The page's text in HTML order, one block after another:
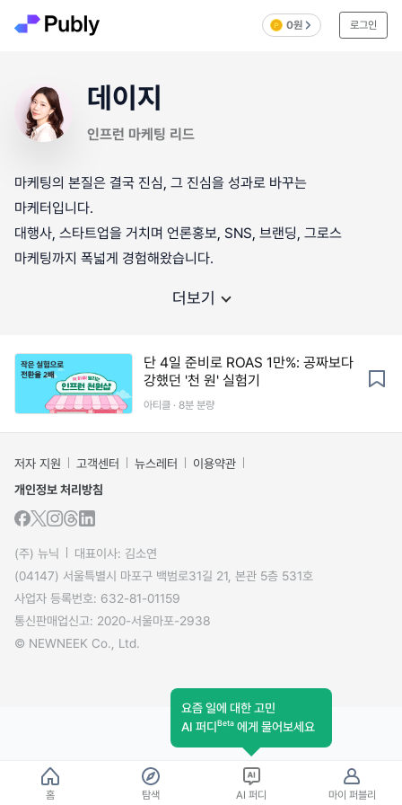
0원 로그인
데이지
인프런 마케팅 리드
마케팅의 본질은 결국 진심, 그 진심을 성과로 바꾸는
마케터입니다.
대행사, 스타트업을 거치며 언론홍보, SNS, 브랜딩, 그로스
더보기
단 4일 준비로 ROAS 1만%: 공짜보다
강했던 '천 원' 실험기
아티클 · 8분 분량
저자 지원 고객센터 뉴스레터
이용약관
개인정보 처리방침
(주) 뉴닉
대표이사: 김소연
(04147) 서울특별시 마포구 백범로31길 21, 본관 5층 531호
사업자 등록번호: 632-81-01159
통신판매업신고: 2020-서울마포-2938
© NEWNEEK Co., Ltd.
홈 탐색
요즘 일에 대한 고민
AI 퍼디Beta 에게 물어보세요
AI 퍼디 마이 퍼블리